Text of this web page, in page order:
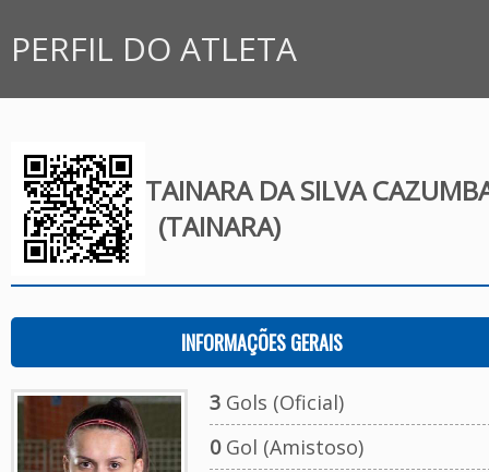
PERFIL DO ATLETA
TAINARA DA SILVA
(TAINARA)
INFORMAÇÕES GERAIS
3Gols (Oficial)
0Gol (Amistoso)